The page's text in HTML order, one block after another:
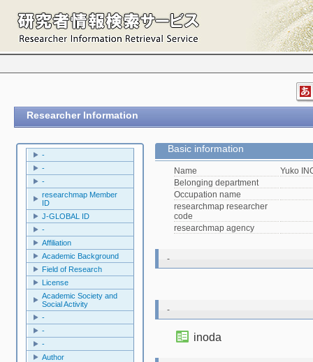
Researcher Information
-
-
-
researchmap Member
ID
J-GLOBAL ID
-
Affiliation
Academic Background
Field of Research
License
Academic Society and
Social Activity
-
-
-
Author
Basic information
Name
Yuko
Belonging department
Occupation name
researchmap researcher
code
researchmap agency
-
-
inoda